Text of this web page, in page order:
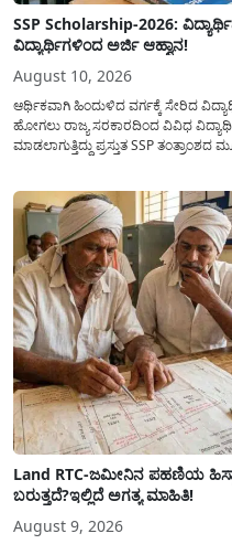
SSP Scholarship-2026:
ವಿದ್ಯಾರ್ಥಿಗಳಿಂದ ಅರ್ಜಿ ಆಹ್ವಾನ!
August 10, 2026
ಆರ್ಥಿಕವಾಗಿ ಹಿಂದುಳಿದ ವರ್ಗಕ್ಕೆ ಸೇರಿದ
ಹೋಗಲು ರಾಜ್ಯ ಸರಕಾರದಿಂದ ವಿವಿಧ
ಮಾಡಲಾಗುತ್ತಿದ್ದು ಪ್ರಸ್ತುತ SSP
ವಿದ್ಯಾರ್ಥಿವೇತನವನ್ನು(Scholarship
ಸರಳ...
Land RTC-ಜಮೀನಿನ ಪಹಣಿಯ ಹಿಸ್ಸಾ
ಬರುತ್ತದೆ?ಇಲ್ಲಿದೆ ಅಗತ್ಯ ಮಾಹಿತಿ!
August 9, 2026